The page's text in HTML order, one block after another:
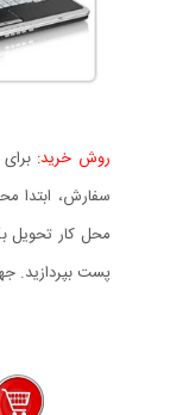
روش خرید:
سفارش، ابتدا
محل کار تحویل
پست بپردازید.